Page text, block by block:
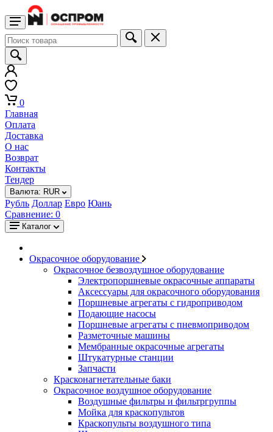
0
Главная
Оплата
Доставка
О нас
Возврат
Контакты
Тендер
Валюта: RUR
Рубль Доллар Евро Юань
Сравнение: 0
Каталог
Окрасочное оборудование
Окрасочное безвоздушное оборудование
Электропоршневые окрасочные аппараты
Аксессуары для окрасочного оборудования
Поршневые агрегаты с гидроприводом
Подающие насосы
Поршневые агрегаты с пневмоприводом
Разметочные машины
Мембранные окрасочные агрегаты
Штукатурные станции
Запчасти
Красконагнетательные баки
Окрасочное воздушное оборудование
Воздушные фильтры и фильтргруппы
Мойка для краскопультов
Краскопульты воздушного типа